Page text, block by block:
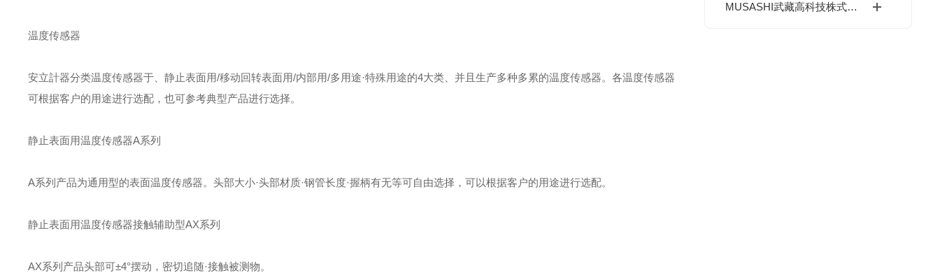
MUSASHI武藏高科技株式会社--SHN系列喷嘴
温度传感器
安立計器分类温度传感器于、静止表面用/移动回转表面用/内部用/多用途·特殊用途的4大类、并且生产多种多累的温度传感器。各温度传感器
可根据客户的用途进行选配，也可参考典型产品进行选择。
静止表面用温度传感器A系列
A系列产品为通用型的表面温度传感器。头部大小·头部材质·钢管长度·握柄有无等可自由选择，可以根据客户的用途进行选配。
静止表面用温度传感器接触辅助型AX系列
AX系列产品头部可±4°摆动，密切追随·接触被测物。